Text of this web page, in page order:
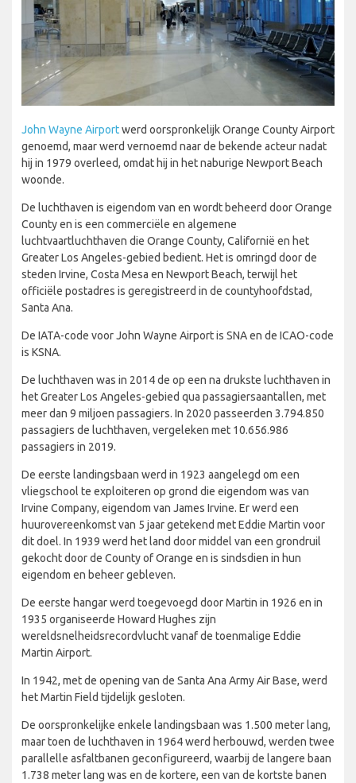
John Wayne Airportwerd oorspronkelijk Orange County Airport
genoemd, maar werd vernoemd naar de bekende acteur nadat
hij in 1979 overleed, omdat hij in het naburige Newport Beach
woonde.
De luchthaven is eigendom van en wordt beheerd door Orange
County en is een commerciële en algemene
luchtvaartluchthaven die Orange County, Californië en het
Greater Los Angeles-gebied bedient. Het is omringd door de
steden Irvine, Costa Mesa en Newport Beach, terwijl het
officiële postadres is geregistreerd in de countyhoofdstad,
Santa Ana.
De IATA-code voor John Wayne Airport is SNA en de ICAO-code
is KSNA.
De luchthaven was in 2014 de op een na drukste luchthaven in
het Greater Los Angeles-gebied qua passagiersaantallen, met
meer dan 9 miljoen passagiers. In 2020 passeerden 3.794.850
passagiers de luchthaven, vergeleken met 10.656.986
passagiers in 2019.
De eerste landingsbaan werd in 1923 aangelegd om een
vliegschool te exploiteren op grond die eigendom was van
Irvine Company, eigendom van James Irvine. Er werd een
huurovereenkomst van 5 jaar getekend met Eddie Martin voor
dit doel. In 1939 werd het land door middel van een grondruil
gekocht door de County of Orange en is sindsdien in hun
eigendom en beheer gebleven.
De eerste hangar werd toegevoegd door Martin in 1926 en in
1935 organiseerde Howard Hughes zijn
wereldsnelheidsrecordvlucht vanaf de toenmalige Eddie
Martin Airport.
In 1942, met de opening van de Santa Ana Army Air Base, werd
het Martin Field tijdelijk gesloten.
De oorspronkelijke enkele landingsbaan was 1.500 meter lang,
maar toen de luchthaven in 1964 werd herbouwd, werden twee
parallelle asfaltbanen geconfigureerd, waarbij de langere baan
1.738 meter lang was en de kortere, een van de kortste banen